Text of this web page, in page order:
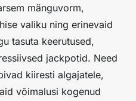
mänguvorm,
valiku ning erinevaid
tasuta keerutused,
jackpotid. Need
kiiresti algajatele,
võimalusi kogenud